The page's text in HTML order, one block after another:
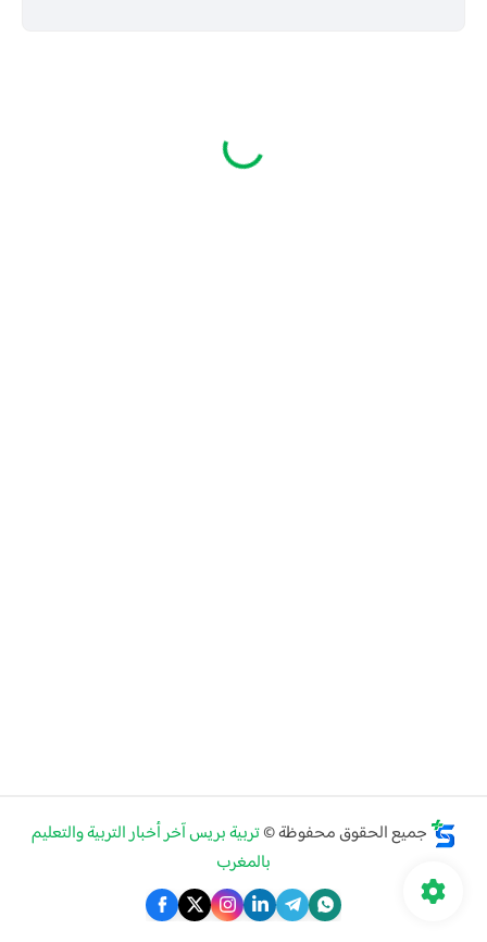
جميع الحقوق محفوظة ©تربية بريس آخر أخبار التربية والتعليم
بالمغرب